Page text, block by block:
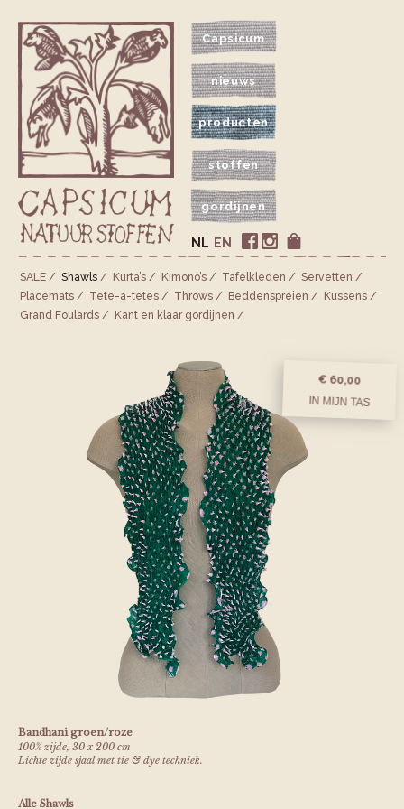
Capsicum
nieuws
producten
stoffen
gordijnen
EN
NL
SALE Shawls Kurta’s Kimono’s Tafelkleden
Servetten
Placemats
Tete-a-tetes Throws Bedden­spreien
Kussens
Grand Foulards
Kant en klaar gordijnen
Bandhani groen/roze
100% zijde, 30 x 200 cm
Lichte zijde sjaal met tie & dye techniek.
€ 60,00
IN MIJN TAS
Alle Shawls